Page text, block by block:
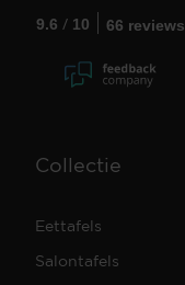
9.6 / 10 66 reviews
Collectie
Eettafels
Salontafels